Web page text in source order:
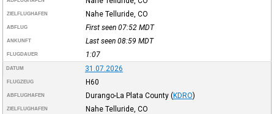
ZIELFLUGHAFEN Nahe Telluride, CO
ABFLUG First seen 07:52 MDT
ANKUNFT Last seen 08:59 MDT
FLUGDAUER 1:07
DATUM 31.07.2026
FLUGZEUG H60
ABFLUGHAFEN Durango-La Plata County (KDRO)
ZIELFLUGHAFEN Nahe Telluride, CO